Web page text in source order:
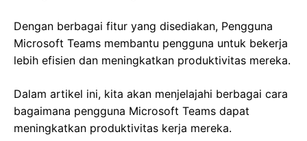
Dengan berbagai fitur yang disediakan, Pengguna
Microsoft Teams membantu pengguna untuk bekerja
lebih efisien dan meningkatkan produktivitas mereka.
Dalam artikel ini, kita akan menjelajahi berbagai cara
bagaimana pengguna Microsoft Teams dapat
meningkatkan produktivitas kerja mereka.